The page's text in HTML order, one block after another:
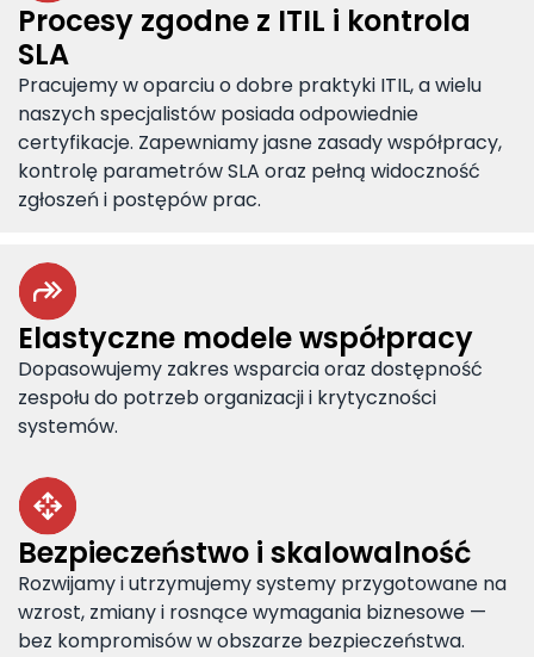
Procesy zgodne z ITIL i kontrola
SLA
Pracujemy w oparciu o dobre praktyki ITIL, a wielu
naszych specjalistów posiada odpowiednie
certyfikacje. Zapewniamy jasne zasady współpracy,
kontrolę parametrów SLA oraz pełną widoczność
zgłoszeń i postępów prac.
Elastyczne modele współpracy
Dopasowujemy zakres wsparcia oraz dostępność
zespołu do potrzeb organizacji i krytyczności
systemów.
Bezpieczeństwo i skalowalność
Rozwijamy i utrzymujemy systemy przygotowane na
wzrost, zmiany i rosnące wymagania biznesowe —
bez kompromisów w obszarze bezpieczeństwa.